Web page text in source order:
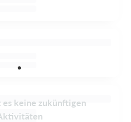
keine zukünftigen